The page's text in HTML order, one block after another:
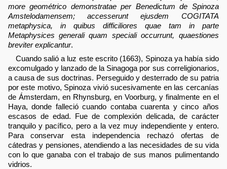
more geométrico demonstratae per Benedictum de Spinoza
Amstelodamensem; accesserunt ejusdem COGITATA
metaphysica, in quibus difficiliores quae tam in parte
Metaphysices generali quam speciali occurrunt, quaestiones
breviter explicantur.
Cuando salió a luz este escrito (1663), Spinoza ya había sido
excomulgado y lanzado de la Sinagoga por sus correligionarios,
a causa de sus doctrinas. Perseguido y desterrado de su patria
por este motivo, Spinoza vivió sucesivamente en las cercanías
de Ámsterdam, en Rhynsburg, en Voorburg, y finalmente en el
Haya, donde falleció cuando contaba cuarenta y cinco años
escasos de edad. Fue de complexión delicada, de carácter
tranquilo y pacífico, pero a la vez muy independiente y entero.
Para conservar esta independencia rechazó ofertas de
cátedras y pensiones, atendiendo a las necesidades de su vida
con lo que ganaba con el trabajo de sus manos pulimentando
vidrios.